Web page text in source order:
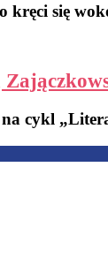
kręci się
na cykl